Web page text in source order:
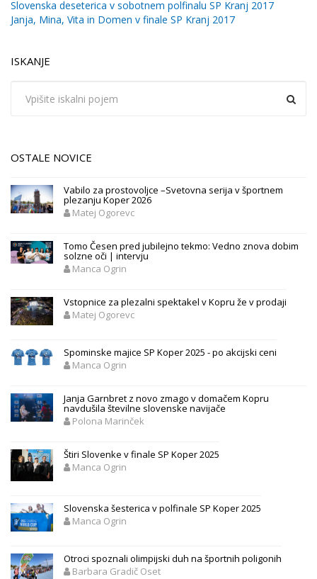
Slovenska deseterica v sobotnem polfinalu SP Kranj 2017
Janja, Mina, Vita in Domen v finale SP Kranj 2017
ISKANJE
OSTALE NOVICE
Vabilo za prostovoljce –Svetovna serija v športnem
plezanju Koper 2026
Matej Ogorevc
Tomo Česen pred jubilejno tekmo: Vedno znova dobim
solzne oči | intervju
Manca Ogrin
Vstopnice za plezalni spektakel v Kopru že v prodaji
Matej Ogorevc
Spominske majice SP Koper 2025 - po akcijski ceni
Manca Ogrin
Janja Garnbret z novo zmago v domačem Kopru
navdušila številne slovenske navijače
Polona Marinček
Štiri Slovenke v finale SP Koper 2025
Manca Ogrin
Slovenska šesterica v polfinale SP Koper 2025
Manca Ogrin
Otroci spoznali olimpijski duh na športnih poligonih
Barbara Gradič Oset